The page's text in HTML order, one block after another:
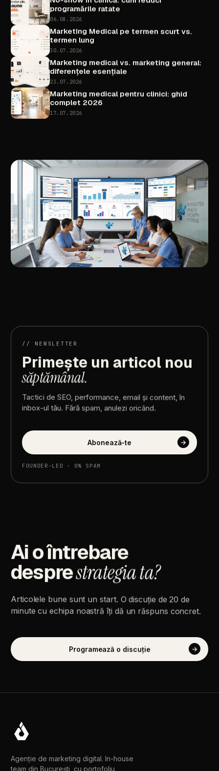
programările ratate
06.08.2026
Marketing Medical pe termen scurt vs.
termen lung
30.07.2026
Marketing medical vs. marketing general:
diferențele esențiale
23.07.2026
Marketing medical pentru clinici: ghid
complet 2026
17.07.2026
// NEWSLETTER
Primește un articol nou
săptămânal.
Tactici de SEO, performance, email și content, în
inbox-ul tău. Fără spam, anulezi oricând.
Abonează-te →
FOUNDER-LED · 0% SPAM
Aioîntrebare
desprestrategiata?
Articolele bune sunt un start. O discuție de 20 de
minute cu echipa noastră îți dă un răspuns concret.
Programează o discuție →
Agenție de marketing digital. In-house
team din București, cu portofoliu